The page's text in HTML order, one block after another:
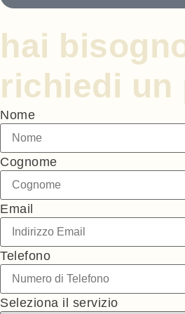
hai
richiedi un
Nome
Cognome
Email
Telefono
Seleziona il servizio